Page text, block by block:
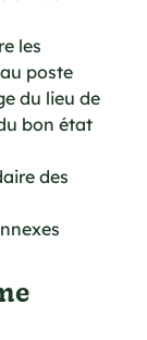
les
poste
du lieu de
bon état
des